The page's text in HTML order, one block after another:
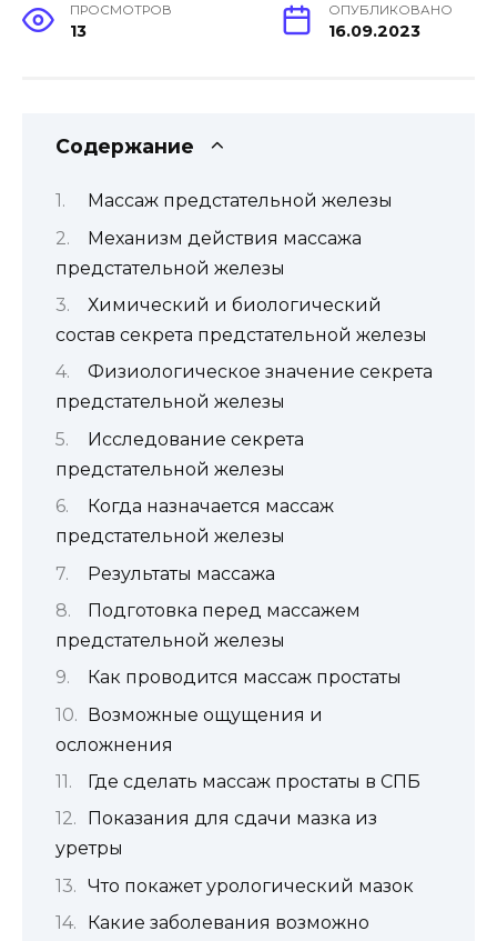
ПРОСМОТРОВ
13
ОПУБЛИКОВАНО
16.09.2023
Содержание
Массаж предстательной железы
Механизм действия массажа
предстательной железы
Химический и биологический
состав секрета предстательной железы
Физиологическое значение секрета
предстательной железы
Исследование секрета
предстательной железы
Когда назначается массаж
предстательной железы
Результаты массажа
Подготовка перед массажем
предстательной железы
Как проводится массаж простаты
Возможные ощущения и
осложнения
Где сделать массаж простаты в СПБ
Показания для сдачи мазка из
уретры
Что покажет урологический мазок
Какие заболевания возможно